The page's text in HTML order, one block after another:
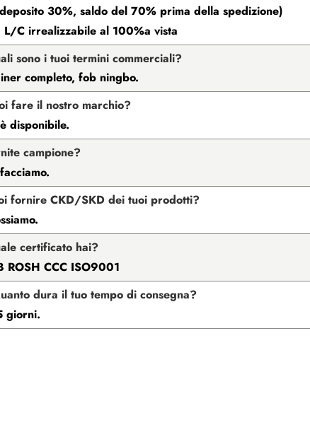
30%, saldo del 70% prima della spedizione)
C irrealizzabile al 100%a vista
sono i tuoi termini commerciali?
completo, fob ningbo.
fare il nostro marchio?
disponibile.
campione?
fornire CKD/SKD dei tuoi prodotti?
certificato hai?
ROSH CCC ISO9001
dura il tuo tempo di consegna?
giorni.